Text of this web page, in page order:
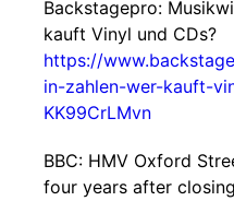
Backstagepro:
kauft Vinyl und CDs?
https://
in-zahlen-wer-kauft-
KK99CrLMvn
BBC: HMV Oxford
four years after